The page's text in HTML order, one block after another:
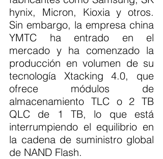
hynix, Micron, Kioxia y otros.
Sin embargo, la empresa china
YMTC ha entrado en el
mercado y ha comenzado la
producción en volumen de su
tecnología Xtacking 4.0, que
ofrece módulos de
almacenamiento TLC o 2 TB
QLC de 1 TB, lo que está
interrumpiendo el equilibrio en
la cadena de suministro global
de NAND Flash.